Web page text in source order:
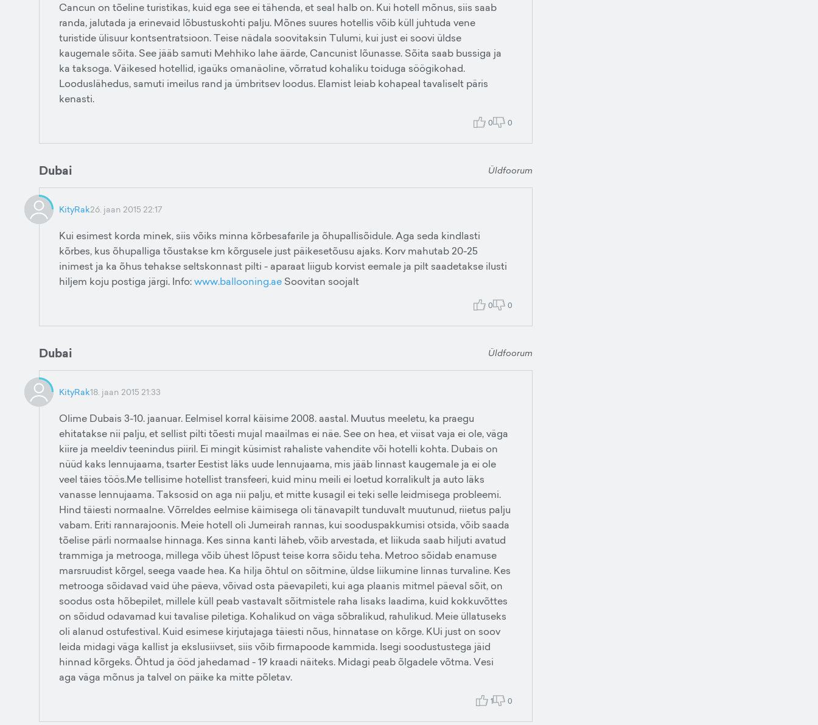
Cancun on tõeline turistikas, kuid ega see ei tähenda, et seal halb on. Kui hotell mõnus, siis saab
randa, jalutada ja erinevaid lõbustuskohti palju. Mõnes suures hotellis võib küll juhtuda vene
turistide ülisuur kontsentratsioon. Teise nädala soovitaksin Tulumi, kui just ei soovi üldse
kaugemale sõita. See jääb samuti Mehhiko lahe äärde, Cancunist lõunasse. Sõita saab bussiga ja
ka taksoga. Väikesed hotellid, igaüks omanäoline, võrratud kohaliku toiduga söögikohad.
Looduslähedus, samuti imeilus rand ja ümbritsev loodus. Elamist leiab kohapeal tavaliselt päris
kenasti.
0 0
Dubai Üldfoorum
KityRak26. jaan 2015 22:17
Kui esimest korda minek, siis võiks minna kõrbesafarile ja õhupallisõidule. Aga seda kindlasti
kõrbes, kus õhupalliga tõustakse km kõrgusele just päikesetõusu ajaks. Korv mahutab 20-25
inimest ja ka õhus tehakse seltskonnast pilti - aparaat liigub korvist eemale ja pilt saadetakse ilusti
hiljem koju postiga järgi. Info:www.ballooning.ae Soovitan soojalt
0 0
Dubai Üldfoorum
KityRak18. jaan 2015 21:33
Olime Dubais 3-10. jaanuar. Eelmisel korral käisime 2008. aastal. Muutus meeletu, ka praegu
ehitatakse nii palju, et sellist pilti tõesti mujal maailmas ei näe. See on hea, et viisat vaja ei ole, väga
kiire ja meeldiv teenindus piiril. Ei mingit küsimist rahaliste vahendite või hotelli kohta. Dubais on
nüüd kaks lennujaama, tsarter Eestist läks uude lennujaama, mis jääb linnast kaugemale ja ei ole
veel täies töös.Me tellisime hotellist transfeeri, kuid minu meili ei loetud korralikult ja auto läks
vanasse lennujaama. Taksosid on aga nii palju, et mitte kusagil ei teki selle leidmisega probleemi.
Hind täiesti normaalne. Võrreldes eelmise käimisega oli tänavapilt tunduvalt muutunud, riietus palju
vabam. Eriti rannarajoonis. Meie hotell oli Jumeirah rannas, kui sooduspakkumisi otsida, võib saada
tõelise pärli normaalse hinnaga. Kes sinna kanti läheb, võib arvestada, et liikuda saab hiljuti avatud
trammiga ja metrooga, millega võib ühest lõpust teise korra sõidu teha. Metroo sõidab enamuse
marsruudist kõrgel, seega vaade hea. Ka hilja õhtul on sõitmine, üldse liikumine linnas turvaline. Kes
metrooga sõidavad vaid ühe päeva, võivad osta päevapileti, kui aga plaanis mitmel päeval sõit, on
soodus osta hõbepilet, millele küll peab vastavalt sõitmistele raha lisaks laadima, kuid kokkuvõttes
on sõidud odavamad kui tavalise piletiga. Kohalikud on väga sõbralikud, rahulikud. Meie üllatuseks
oli alanud ostufestival. Kuid esimese kirjutajaga täiesti nõus, hinnatase on kõrge. KUi just on soov
leida midagi väga kallist ja ekslusiivset, siis võib firmapoode kammida. Isegi soodustustega jäid
hinnad kõrgeks. Õhtud ja ööd jahedamad - 19 kraadi näiteks. Midagi peab õlgadele võtma. Vesi
aga väga mõnus ja talvel on päike ka mitte põletav.
1 0